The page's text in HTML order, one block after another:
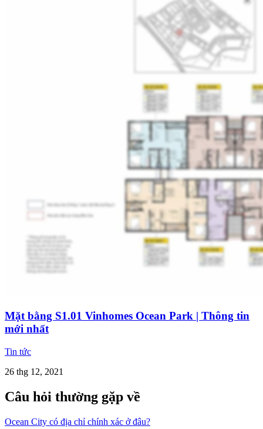
Mặt bằng S1.01 Vinhomes Ocean Park | Thông tin
mới nhất
Tin tức
26 thg 12, 2021
Câu hỏi thường gặp về
Ocean City có địa chỉ chính xác ở đâu?